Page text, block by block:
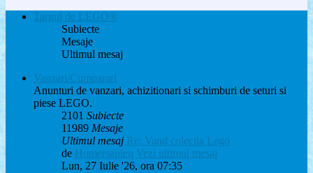
Targul de LEGO®
Subiecte
Mesaje
Ultimul mesaj
Vanzari/Cumparari
Anunturi de vanzari, achizitionari si schimburi de seturi si
piese LEGO.
2101 Subiecte
11989 Mesaje
Ultimul mesaj Re: Vand colectia Lego
de Homersapien Vezi ultimul mesaj
Lun, 27 Iulie '26, ora 07:35